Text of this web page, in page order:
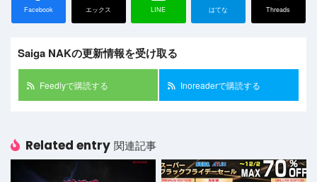
Facebook エックス LINE はてな Threads
Saiga NAKの更新情報を受け取る
Feedlyで購読する Inoreaderで購読する
Related entry 関連記事